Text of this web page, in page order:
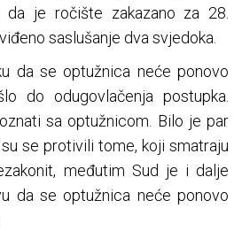
da je ročište zakazano za 28.
saslušanje dva svjedoka.
da se optužnica neće ponovo
do odugovlačenja postupka.
sa optužnicom. Bilo je par
se protivili tome, koji smatraju
međutim Sud je i dalje
da se optužnica neće ponovo